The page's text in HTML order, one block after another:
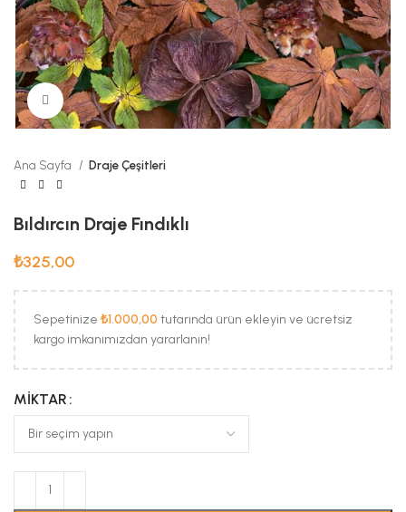
Büyük Fotoğraf
Ana Sayfa Draje Çeşitleri
Bıldırcın Draje Fındıklı
₺325,00
Sepetinize ₺1.000,00 tutarında ürün ekleyin ve ücretsiz
kargo imkanımızdan yararlanın!
MIKTAR